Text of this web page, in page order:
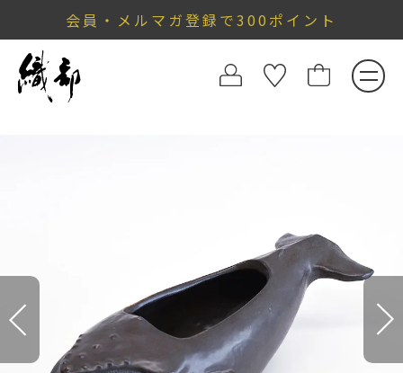
会員・メルマガ登録で300ポイント